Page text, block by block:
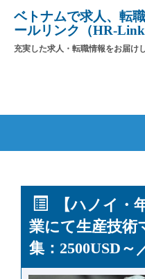
ベトナムで求人、転
ールリンク（HR-Link
充実した求人・転職情報をお届け
Menu
content
【ハノイ・
業にて生産技術
集：2500USD～